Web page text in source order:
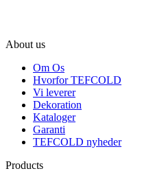
About us
Om Os
Hvorfor TEFCOLD
Vi leverer
Dekoration
Kataloger
Garanti
TEFCOLD nyheder
Products